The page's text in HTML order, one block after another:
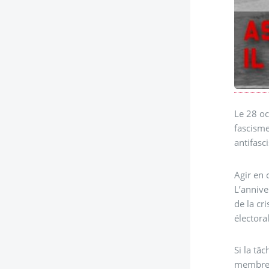
Le 28
Agir en
de la
Si la